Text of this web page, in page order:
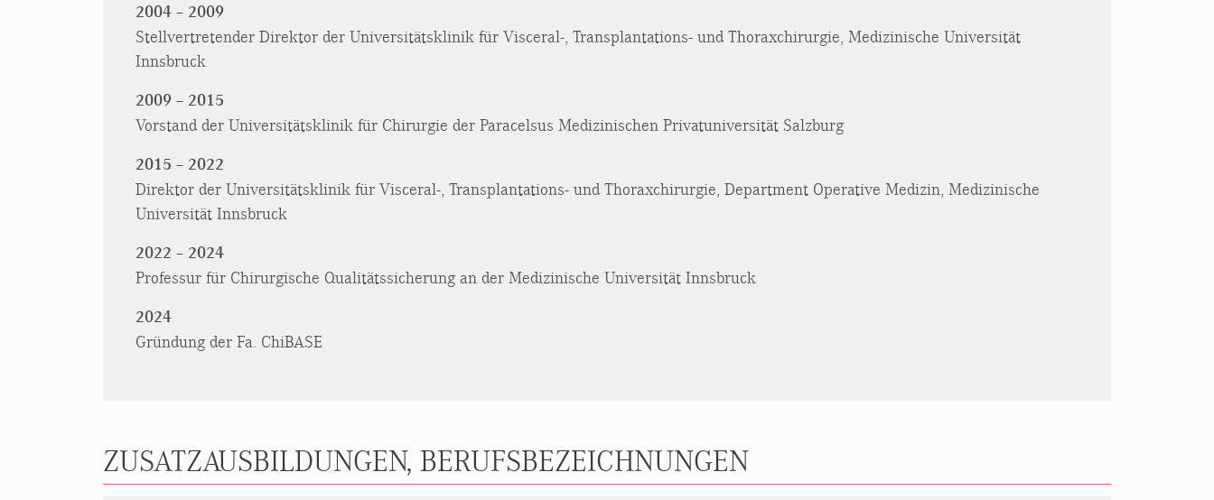
2004 – 2009
Stellvertretender Direktor der Universitätsklinik für Visceral-, Transplantations- und Thoraxchirurgie, Medizinische Universität
Innsbruck
2009 – 2015
Vorstand der Universitätsklinik für Chirurgie der Paracelsus Medizinischen Privatuniversität Salzburg
2015 – 2022
Direktor der Universitätsklinik für Visceral-, Transplantations- und Thoraxchirurgie, Department Operative Medizin, Medizinische
Universität Innsbruck
2022 – 2024
Professur für Chirurgische Qualitätssicherung an der Medizinische Universität Innsbruck
2024
Gründung der Fa. ChiBASE
ZUSATZAUSBILDUNGEN, BERUFSBEZEICHNUNGEN